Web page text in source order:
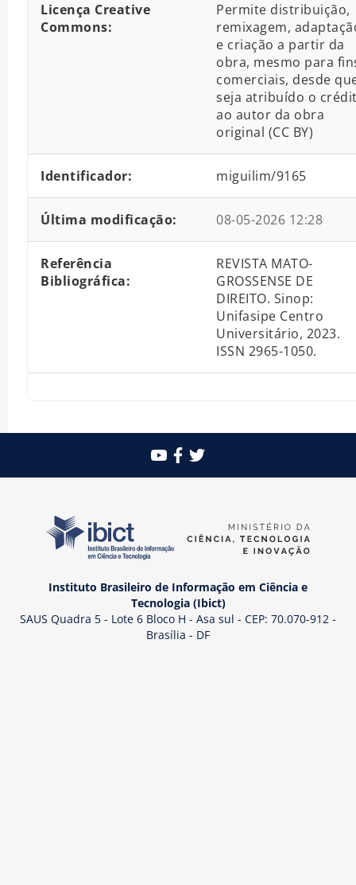
Licença Creative
Commons:
Permite distribuição,
remixagem,
e criação a partir da
obra, mesmo para
comerciais, desde
seja atribuído o
ao autor da obra
original (CC BY)
Identificador: miguilim/9165
Última modificação: 08-05-2026 12:28
Referência
Bibliográfica:
REVISTA MATO-
GROSSENSE DE
DIREITO. Sinop:
Unifasipe Centro
Universitário, 2023.
ISSN 2965-1050.
Instituto Brasileiro de Informação em Ciência e
Tecnologia (Ibict)
SAUS Quadra 5 - Lote 6 Bloco H - Asa sul - CEP: 70.070-912 -
Brasília - DF